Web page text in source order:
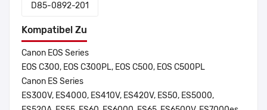
D85-0892-201
Kompatibel Zu
Canon EOS Series
EOS C300, EOS C300PL, EOS C500, EOS C500PL
Canon ES Series
ES300V, ES4000, ES410V, ES420V, ES50, ES5000,